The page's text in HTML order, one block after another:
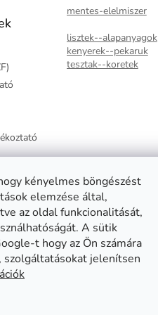
kényelmes böngészést
elemzése által,
az oldal funkcionalitását,
A sütik
t hogy az Ön számára
jelenítsen
mentes-elelmiszer
lisztek--alapanyagok
kenyerek--pekaruk
tesztak--koretek
Abonett